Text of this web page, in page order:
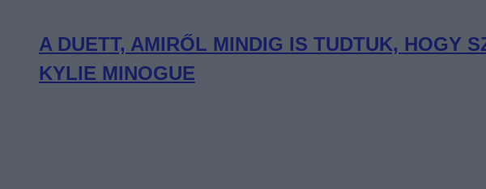
A DUETT, AMIRŐL MINDIG IS TUDTUK, HOGY
KYLIE MINOGUE